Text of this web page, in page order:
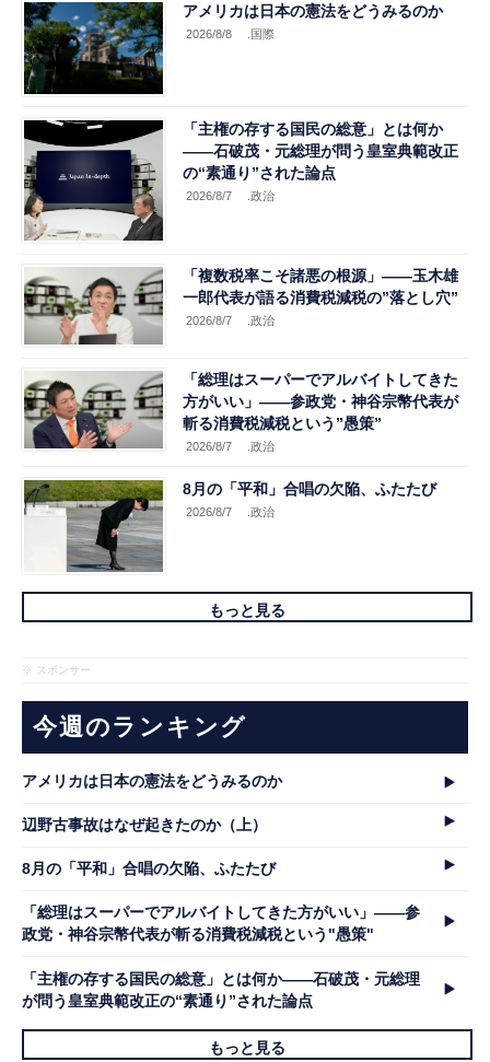
アメリカは日本の憲法をどうみるのか
2026/8/8 .国際
「主権の存する国民の総意」とは何か
――石破茂・元総理が問う皇室典範改正
の“素通り”された論点
2026/8/7 .政治
「複数税率こそ諸悪の根源」――玉木雄
一郎代表が語る消費税減税の”落とし穴”
2026/8/7 .政治
「総理はスーパーでアルバイトしてきた
方がいい」――参政党・神谷宗幣代表が
斬る消費税減税という”愚策”
2026/8/7 .政治
8月の「平和」合唱の欠陥、ふたたび
2026/8/7 .政治
もっと見る
※ スポンサー
今週のランキング
アメリカは日本の憲法をどうみるのか
辺野古事故はなぜ起きたのか（上）
8月の「平和」合唱の欠陥、ふたたび
「総理はスーパーでアルバイトしてきた方がいい」――参
政党・神谷宗幣代表が斬る消費税減税という"愚策"
「主権の存する国民の総意」とは何か――石破茂・元総理
が問う皇室典範改正の“素通り”された論点
もっと見る